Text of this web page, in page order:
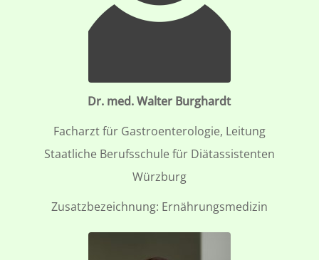
Dr. med. Walter Burghardt
Facharzt für Gastroenterologie, Leitung
Staatliche Berufsschule für Diätassistenten
Würzburg
Zusatzbezeichnung: Ernährungsmedizin